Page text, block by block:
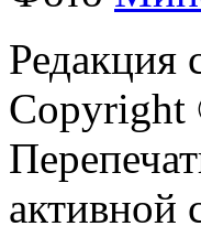
Редакция
активной